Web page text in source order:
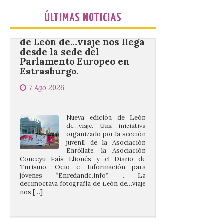
ÚLTIMAS NOTICIAS
La decimoctava fotografía
de León de…viaje nos llega
desde la sede del
Parlamento Europeo en
Estrasburgo.
7 Ago 2026
organizado por la sección
juvenil de la Asociación
Enróllate, la Asociación
Conceyu País Llionés y el Diario de
Turismo, Ocio e Información para
jóvenes “Enredando.info”. . La
decimoctava fotografía de León de…viaje
nos […]